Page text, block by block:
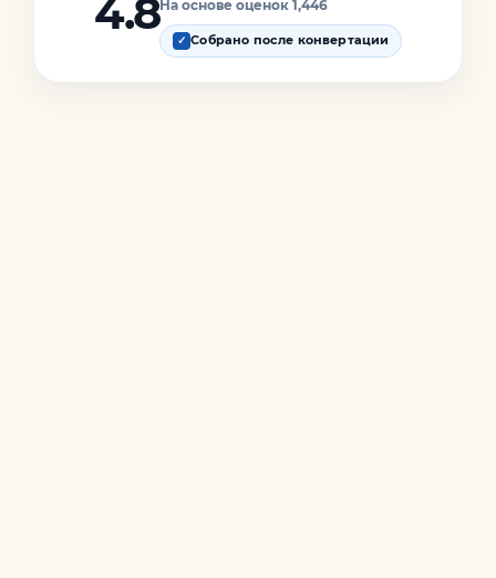
4.8На основе оценок 1,446
✓ Собрано после конвертации